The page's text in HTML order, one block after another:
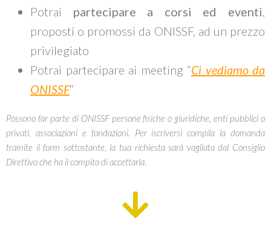
Potrai partecipare a corsi ed eventi
proposti o promossi da ONISSF, ad un prezzo
privilegiato
Potrai partecipare ai meeting “Ci vediamo da
ONISSF“
Possono far parte di ONISSF persone fisiche o giuridiche, enti pubblici o
privati, associazioni e fondazioni. Per iscriversi compila la domanda
tramite il form sottostante, la tua richiesta sarà vagliata dal Consiglio
Direttivo che ha il compito di accettarla.